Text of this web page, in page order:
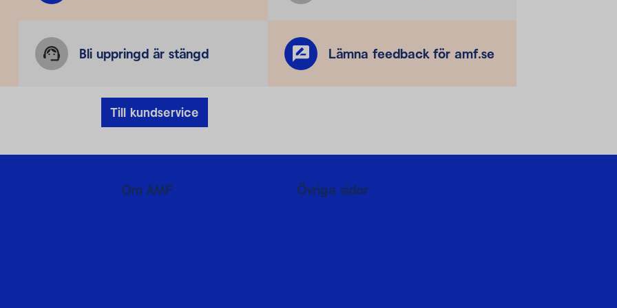
Bli uppringd är stängd Lämna feedback för amf.se
Till kundservice
Om AMF Övriga sidor